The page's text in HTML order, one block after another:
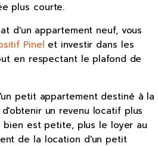
plus courte.
d'un appartement neuf, vous
Pinel et investir dans les
en respectant le plafond de
petit appartement destiné à la
un revenu locatif plus
bien est petite, plus le loyer au
de la location d'un petit